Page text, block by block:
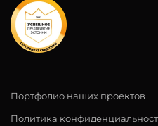
Портфолио наших проектов
Политика